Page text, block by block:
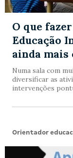
O que
Educação
ainda mais
Numa sala com
diversificar as
intervenções
Orientador